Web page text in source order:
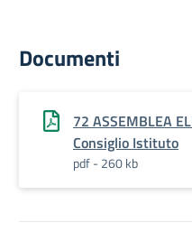
Documenti
72 ASSEMBLEA
Consiglio Istituto
pdf - 260 kb